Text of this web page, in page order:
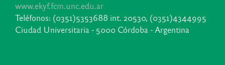
www.ekyf.fcm.unc.edu.ar
Teléfonos: (0351)5353688 int. 20530, (0351)4344995
Ciudad Universitaria - 5000 Córdoba - Argentina